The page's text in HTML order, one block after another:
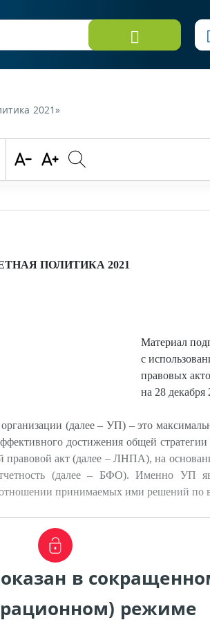
2021»
ПОЛИТИКА 2021
Материал
с
правовых
на 28 декабря
(далее – УП) – это
достижения общей стратегии
акт (далее – ЛНПА), на
(далее – БФО). Именно УП
принимаемых ими решений по
в
режиме